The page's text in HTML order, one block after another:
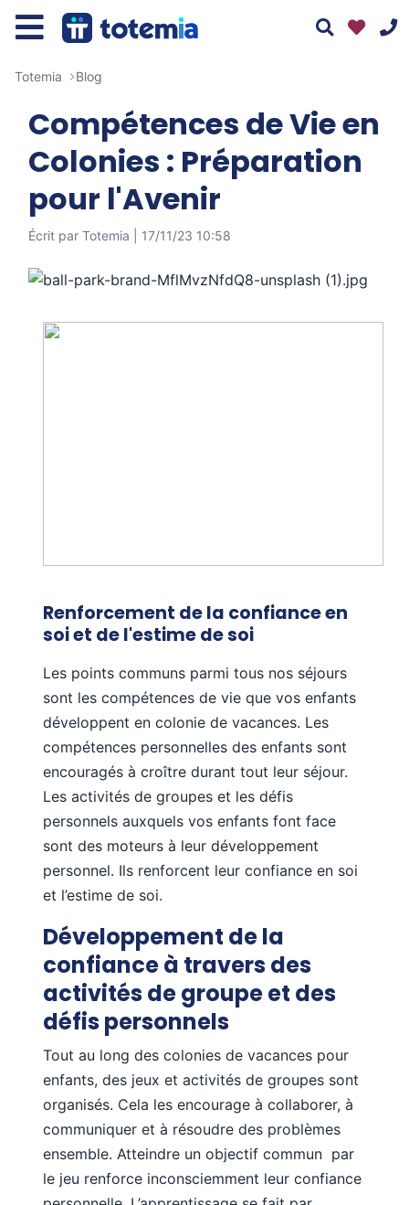
Du lundi au vendredi : 9h30-13h et 14h-19h
Totemia Blog
Compétences de Vie en
Colonies : Préparation
pour l'Avenir
Écrit par Totemia | 17/11/23 10:58
Renforcement de la confiance en
soi et de l'estime de soi
Les points communs parmi tous nos séjours
sont les compétences de vie que vos enfants
développent en colonie de vacances. Les
compétences personnelles des enfants sont
encouragés à croître durant tout leur séjour.
Les activités de groupes et les défis
personnels auxquels vos enfants font face
sont des moteurs à leur développement
personnel. Ils renforcent leur confiance en soi
et l’estime de soi.
Développement de la
confiance à travers des
activités de groupe et des
défis personnels
Tout au long des colonies de vacances pour
enfants, des jeux et activités de groupes sont
organisés. Cela les encourage à collaborer, à
communiquer et à résoudre des problèmes
ensemble. Atteindre un objectif commun par
le jeu renforce inconsciemment leur confiance